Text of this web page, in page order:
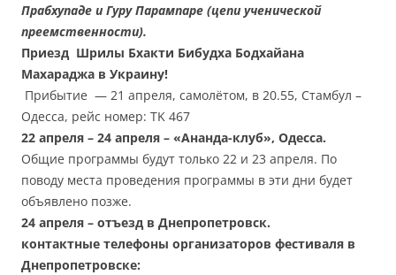
Прабхупаде и Гуру Парампаре (цепи ученической
преемственности).
Приезд Шрилы Бхакти Бибудха Бодхайана
Махараджа в Украину!
Прибытие — 21 апреля, самолётом, в 20.55, Стамбул –
Одесса, рейс номер: TK 467
22 апреля – 24 апреля – «Ананда-клуб», Одесса.
Общие программы будут только 22 и 23 апреля. По
поводу места проведения программы в эти дни будет
объявлено позже.
24 апреля – отъезд в Днепропетровск.
контактные телефоны организаторов фестиваля в
Днепропетровске: